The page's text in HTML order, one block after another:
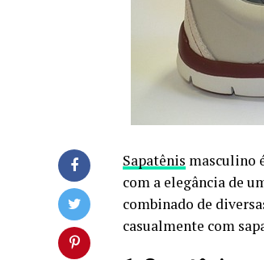
Sapatênis masculino
com a elegância de
combinado de
casualmente com